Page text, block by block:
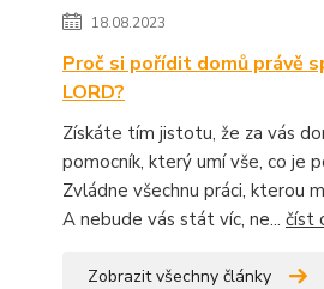
18.08.2023
Proč si pořídit domů právě
LORD?
Získáte tím jistotu, že za vás
pomocník, který umí vše, co je
Zvládne všechnu práci, kterou
A nebude vás stát víc, ne... číst
Zobrazit všechny články